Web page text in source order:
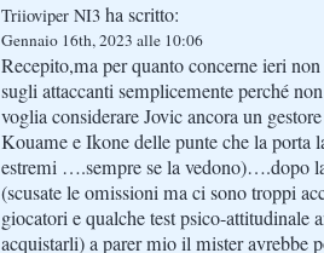
Triioviper NI3 ha scritto:
Gennaio 16th, 2023 alle 10:06
Recepito,ma per quanto concerne ieri
sugli attaccanti semplicemente perché
voglia considerare Jovic ancora un
Kouame e Ikone delle punte che la porta
estremi ….sempre se la vedono)….dopo
(scusate le omissioni ma ci sono troppi
giocatori e qualche test psico-attitudinale
acquistarli) a parer mio il mister avrebbe